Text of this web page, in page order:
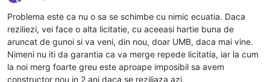
Deconectat
Problema este ca nu o sa se schimbe cu nimic ecuatia. Daca
reziliezi, vei face o alta licitatie, cu aceeasi hartie buna de
aruncat de gunoi si va veni, din nou, doar UMB, daca mai vine.
Nimeni nu iti da garantia ca va merge repede licitatia, iar la cum
la noi merg foarte greu este aproape imposibil sa avem
constructor nou in 2 ani daca se reziliaza azi.